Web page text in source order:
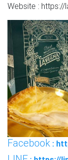
Website :
Facebook :